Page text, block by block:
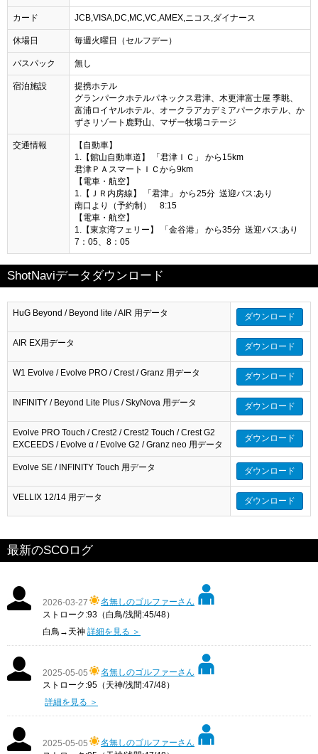
カード JCB,VISA,DC,MC,VC,AMEX,ニコス,ダイナース
休場日 毎週火曜日（セルフデー）
バスパック 無し
宿泊施設
提携ホテル
グランパークホテルパネックス君津、木更津富士屋 季眺、
富浦ロイヤルホテル、オークラアカデミアパークホテル、か
ずさリゾート鹿野山、マザー牧場コテージ
交通情報
【自動車】
1.【館山自動車道】 「君津ＩＣ」 から15km
君津ＰＡスマートＩＣから9km
【電車・航空】
1.【ＪＲ内房線】 「君津」 から25分 送迎バス:あり
南口より（予約制） 8:15
【電車・航空】
1.【東京湾フェリー】 「金谷港」 から35分 送迎バス:あり
7：05、8：05
ShotNaviデータダウンロード
HuG Beyond / Beyond lite / AIR 用データ ダウンロード
AIR EX用データ ダウンロード
W1 Evolve / Evolve PRO / Crest / Granz 用データ ダウンロード
INFINITY / Beyond Lite Plus / SkyNova 用データ ダウンロード
Evolve PRO Touch / Crest2 / Crest2 Touch / Crest G2
EXCEEDS / Evolve α / Evolve G2 / Granz neo 用データ
ダウンロード
Evolve SE / INFINITY Touch 用データ ダウンロード
VELLIX 12/14 用データ ダウンロード
最新のSCOログ
2026-03-27
名無しのゴルファーさん
ストローク:93（白鳥/浅間:45/48）
白鳥→天神 詳細を見る ＞
2025-05-05
名無しのゴルファーさん
ストローク:95（天神/浅間:47/48）
詳細を見る ＞
2025-05-05
名無しのゴルファーさん